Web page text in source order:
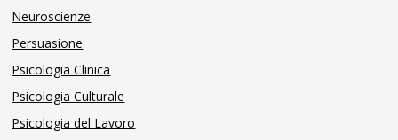
Neuroscienze
Persuasione
Psicologia Clinica
Psicologia Culturale
Psicologia del Lavoro